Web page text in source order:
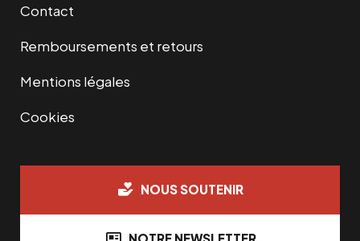
Contact
Remboursements et retours
Mentions légales
Cookies
NOUS SOUTENIR